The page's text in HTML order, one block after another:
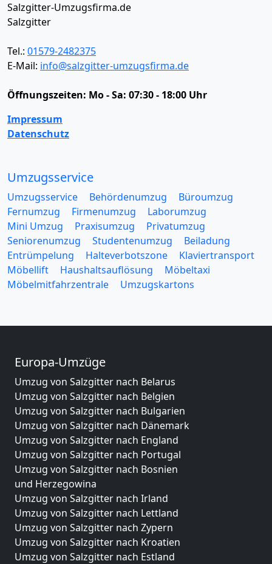
Salzgitter-Umzugsfirma.de
Salzgitter
Tel.: 01579-2482375
E-Mail: info@salzgitter-umzugsfirma.de
Öffnungszeiten: Mo - Sa: 07:30 - 18:00 Uhr
Impressum
Datenschutz
Umzugsservice
Umzugsservice Behördenumzug
Büroumzug
Fernumzug
Firmenumzug
Laborumzug
Mini Umzug
Praxisumzug
Privatumzug
Seniorenumzug
Studentenumzug
Beiladung
Entrümpelung
Halteverbotszone
Klaviertransport
Möbellift
Haushaltsauflösung
Möbeltaxi
Möbelmitfahrzentrale
Umzugskartons
Europa-Umzüge
Umzug von Salzgitter nach Belarus
Umzug von Salzgitter nach Belgien
Umzug von Salzgitter nach Bulgarien
Umzug von Salzgitter nach Dänemark
Umzug von Salzgitter nach England
Umzug von Salzgitter nach Portugal
Umzug von Salzgitter nach Bosnien
und Herzegowina
Umzug von Salzgitter nach Irland
Umzug von Salzgitter nach Lettland
Umzug von Salzgitter nach Zypern
Umzug von Salzgitter nach Kroatien
Umzug von Salzgitter nach Estland